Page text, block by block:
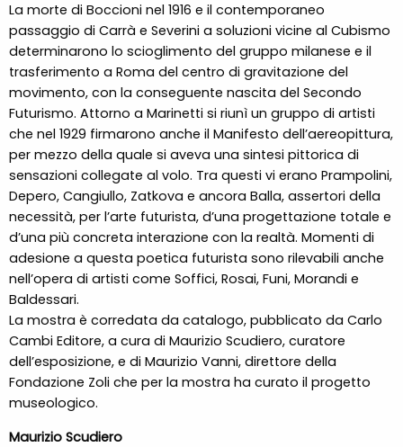
La morte di Boccioni nel 1916 e il contemporaneo
passaggio di Carrà e Severini a soluzioni vicine al Cubismo
determinarono lo scioglimento del gruppo milanese e il
trasferimento a Roma del centro di gravitazione del
movimento, con la conseguente nascita del Secondo
Futurismo. Attorno a Marinetti si riunì un gruppo di artisti
che nel 1929 firmarono anche il Manifesto dell’aereopittura,
per mezzo della quale si aveva una sintesi pittorica di
sensazioni collegate al volo. Tra questi vi erano Prampolini,
Depero, Cangiullo, Zatkova e ancora Balla, assertori della
necessità, per l’arte futurista, d’una progettazione totale e
d’una più concreta interazione con la realtà. Momenti di
adesione a questa poetica futurista sono rilevabili anche
nell’opera di artisti come Soffici, Rosai, Funi, Morandi e
Baldessari.
La mostra è corredata da catalogo, pubblicato da Carlo
Cambi Editore, a cura di Maurizio Scudiero, curatore
dell’esposizione, e di Maurizio Vanni, direttore della
Fondazione Zoli che per la mostra ha curato il progetto
museologico.
Maurizio Scudiero